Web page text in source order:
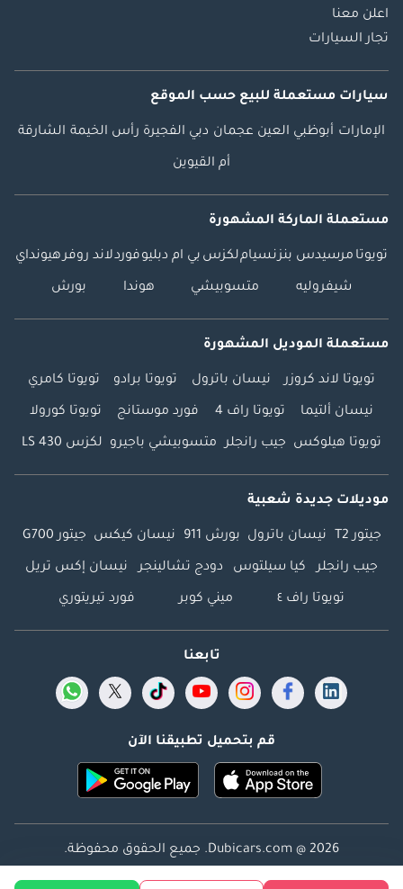
اعلن معنا
تجار السيارات
سيارات مستعملة للبيع حسب الموقع
الإمارات أبوظبي العين عجمان دبي الفجيرة رأس الخيمة الشارقة
أم القيوين
مستعملة الماركة المشهورة
تويوتا مرسيدس بنزنسياملكزس بي ام دبليوفوردلاند روفرهيونداي
شيفروليه متسوبيشي هوندا بورش
مستعملة الموديل المشهورة
تويوتا لاند كروزر نيسان باترول تويوتا برادو تويوتا كامري
نيسان ألتيما تويوتا راف 4 فورد موستانج تويوتا كورولا
تويوتا هيلوكس جيب رانجلر متسوبيشي باجيرو لكزس LS 430
موديلات جديدة شعبية
جيتور T2 نيسان باترول بورش 911 نيسان كيكس جيتور G700
جيب رانجلر كيا سيلتوس دودج تشالينجر نيسان إكس تريل
تويوتا راف ٤ ميني كوبر فورد تيريتوري
تابعنا
قم بتحميل تطبيقنا الآن
Dubicars.com @ 2026. جميع الحقوق محفوظة.
العنوان: 2114 ، برج شذى ، المدينة الإعلامية ، دبي ، الإمارات